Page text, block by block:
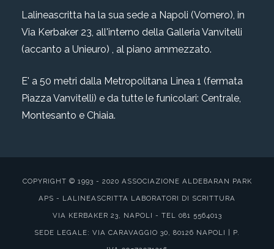
Lalineascritta ha la sua sede a Napoli (Vomero), in
Via Kerbaker 23, all'interno della Galleria Vanvitelli
(accanto a Unieuro) , al piano ammezzato.
E' a 50 metri dalla Metropolitana Linea 1 (fermata
Piazza Vanvitelli) e da tutte le funicolari: Centrale,
Montesanto e Chiaia.
COPYRIGHT © 1993 - 2020 ASSOCIAZIONE ALDEBARAN PARK
APS - LALINEASCRITTA LABORATORI DI SCRITTURA
VIA KERBAKER 23, NAPOLI - TEL 081 5564013
SEDE LEGALE: VIA CARAVAGGIO 30, 80126 NAPOLI | P.